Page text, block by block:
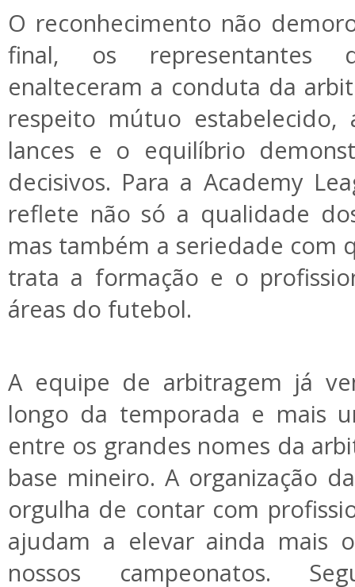
O reconhecimento não
final, os representantes
enalteceram a conduta da
respeito mútuo
lances e o equilíbrio
decisivos. Para a Academy
reflete não só a qualidade
mas também a seriedade com
trata a formação e o
áreas do futebol.
A equipe de arbitragem já
longo da temporada e mais
entre os grandes nomes da
base mineiro. A organização
orgulha de contar com
ajudam a elevar ainda mais
nossos campeonatos.